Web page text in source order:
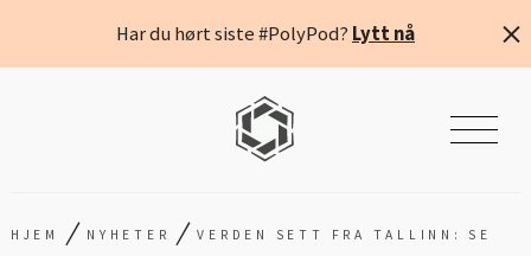
Har du hørt siste #PolyPod? Lytt nå
HJEM / NYHETER /VERDEN SETT FRA TALLINN: SE